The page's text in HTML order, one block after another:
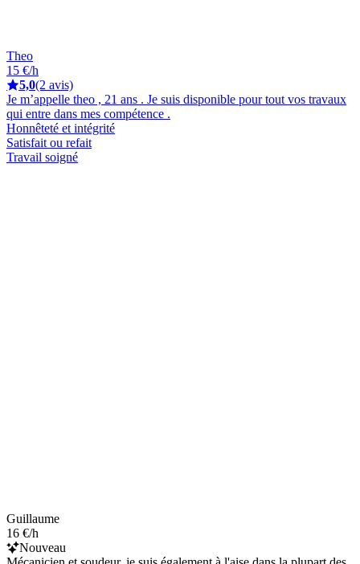
Theo
15 €/h
5,0(2 avis)
Je m’appelle theo , 21 ans . Je suis disponible pour tout vos travaux
qui entre dans mes compétence .
Honnêteté et intégrité
Satisfait ou refait
Travail soigné
Guillaume
16 €/h
Nouveau